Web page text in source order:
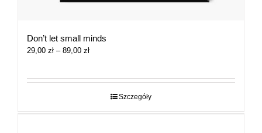
Don’t let small minds
29,00 zł – 89,00 złZakres
29,00 zł
Szczegóły